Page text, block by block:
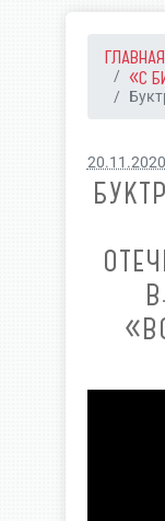
ГЛАВНАЯ
«С